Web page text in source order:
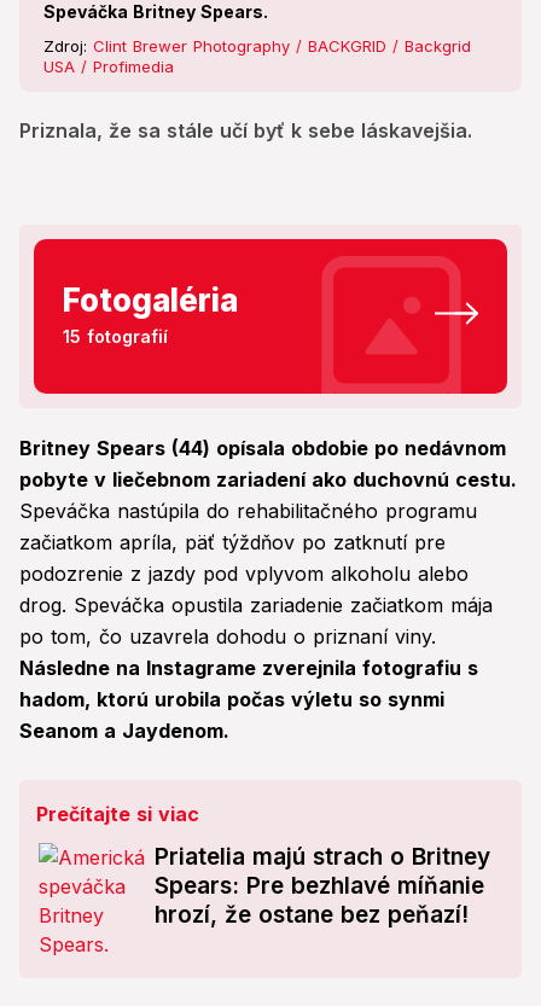
Speváčka Britney Spears.
Zdroj: Clint Brewer Photography / BACKGRID / Backgrid
USA / Profimedia
Priznala, že sa stále učí byť k sebe láskavejšia.
Fotogaléria
15 fotografií
Britney Spears (44) opísala obdobie po nedávnom
pobyte v liečebnom zariadení ako duchovnú cestu.
Speváčka nastúpila do rehabilitačného programu
začiatkom apríla, päť týždňov po zatknutí pre
podozrenie z jazdy pod vplyvom alkoholu alebo
drog. Speváčka opustila zariadenie začiatkom mája
po tom, čo uzavrela dohodu o priznaní viny.
Následne na Instagrame zverejnila fotografiu s
hadom, ktorú urobila počas výletu so synmi
Seanom a Jaydenom.
Prečítajte si viac
Priatelia majú strach o Britney
Spears: Pre bezhlavé míňanie
hrozí, že ostane bez peňazí!